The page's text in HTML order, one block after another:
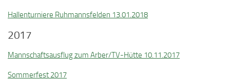
Hallenturniere Ruhmannsfelden 13.01.2018
2017
Mannschaftsausflug zum Arber/TV-Hütte 10.11.2017
Sommerfest 2017